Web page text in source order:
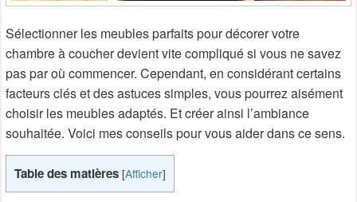
Sélectionner les meubles parfaits pour décorer votre
chambre à coucher devient vite compliqué si vous ne savez
pas par où commencer. Cependant, en considérant certains
facteurs clés et des astuces simples, vous pourrez aisément
choisir les meubles adaptés. Et créer ainsi l’ambiance
souhaitée. Voici mes conseils pour vous aider dans ce sens.
Table des matières [Afficher]